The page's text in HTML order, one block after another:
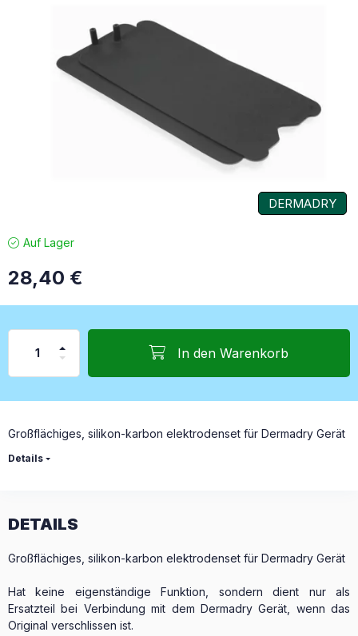
DERMADRY
Auf Lager
28,40 €
In den Warenkorb
Großflächiges, silikon-karbon elektrodenset für Dermadry Gerät
Details
DETAILS
Großflächiges, silikon-karbon elektrodenset für Dermadry Gerät
Hat keine eigenständige Funktion, sondern dient nur als
Ersatzteil bei Verbindung mit dem Dermadry Gerät, wenn das
Original verschlissen ist.